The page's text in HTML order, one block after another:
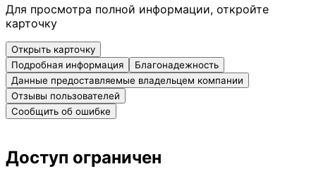
Для просмотра полной информации, откройте
карточку
Открыть карточку
Подробная информация
Благонадежность
Данные предоставляемые владельцем компании
Отзывы пользователей
Сообщить об ошибке
Доступ ограничен